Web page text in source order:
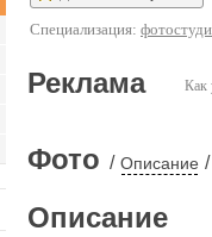
Специализация:
Как
Реклама
Фото / Описание /
Описание